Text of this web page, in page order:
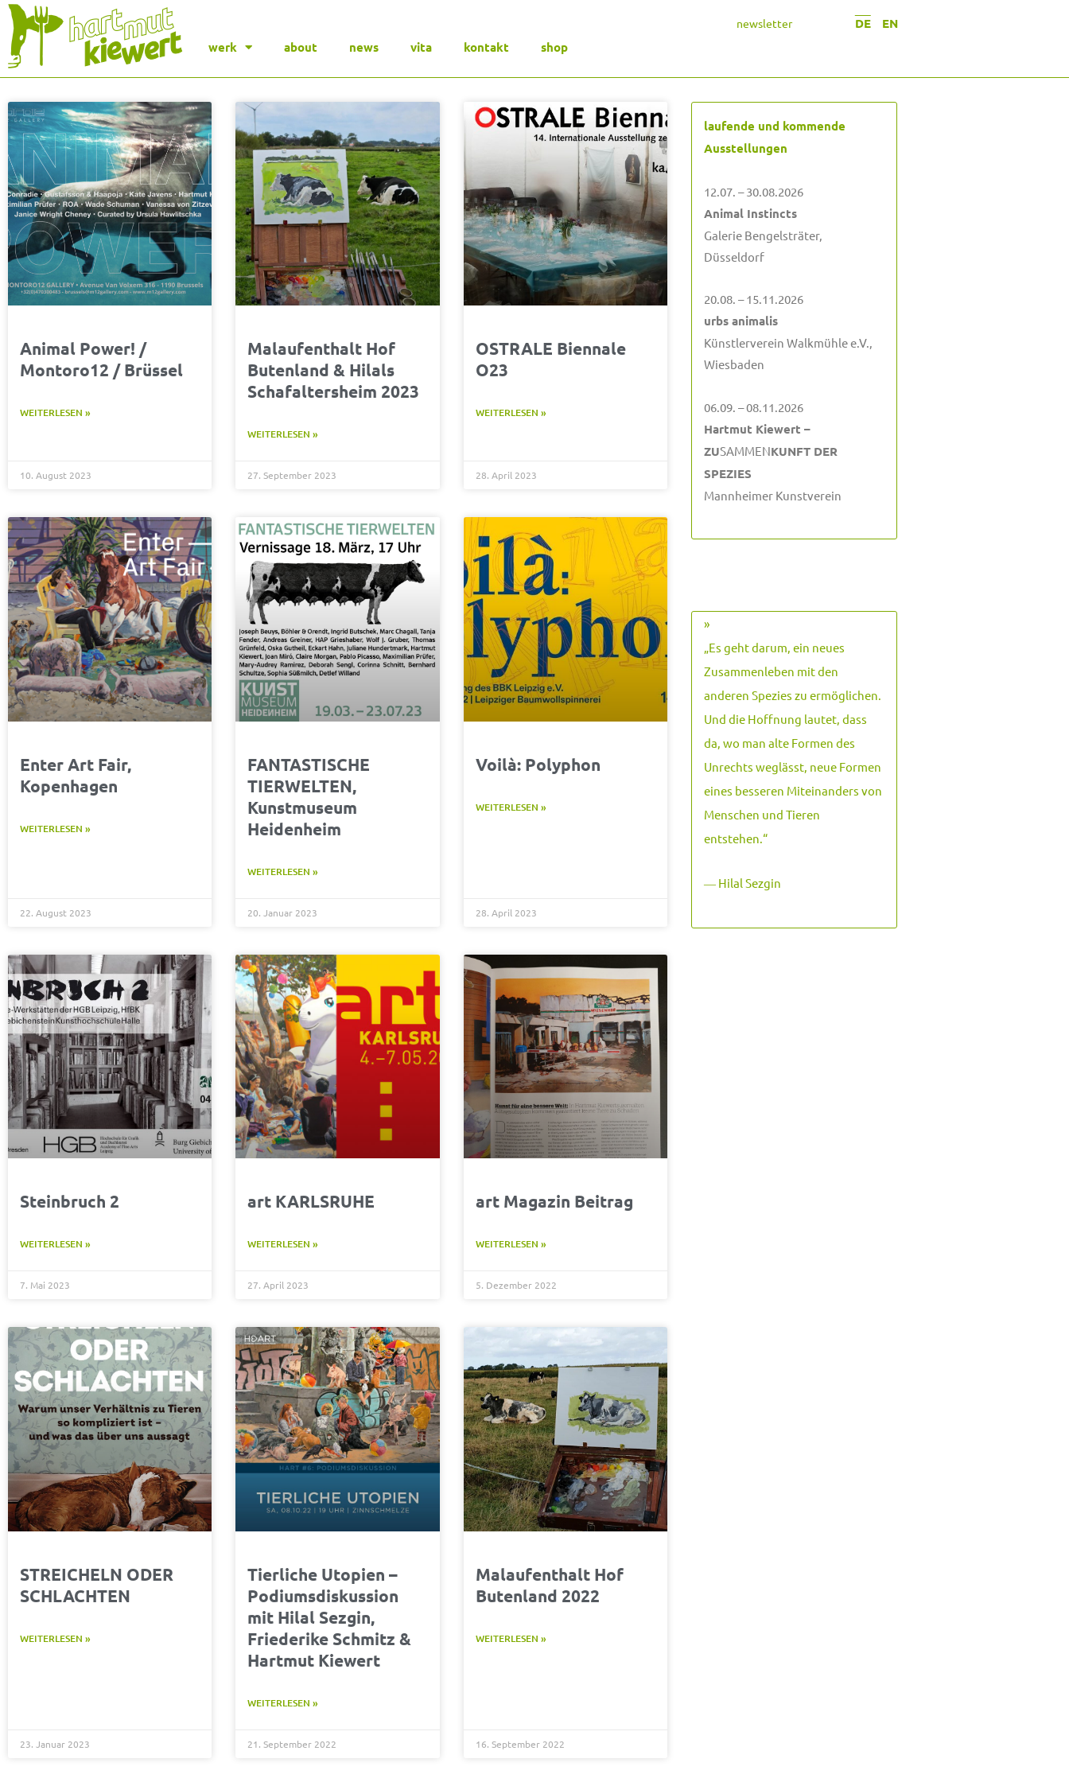
werk about news vita kontakt shop
newsletter DE EN
Animal Power! /
Montoro12 / Brüssel
WEITERLESEN »
10. August 2023
Malaufenthalt Hof
Butenland & Hilals
Schafaltersheim 2023
WEITERLESEN »
27. September 2023
OSTRALE Biennale
O23
WEITERLESEN »
28. April 2023
Enter Art Fair,
Kopenhagen
WEITERLESEN »
22. August 2023
FANTASTISCHE
TIERWELTEN,
Kunstmuseum
Heidenheim
WEITERLESEN »
20. Januar 2023
Voilà: Polyphon
WEITERLESEN »
28. April 2023
Steinbruch 2
WEITERLESEN »
7. Mai 2023
art KARLSRUHE
WEITERLESEN »
27. April 2023
art Magazin Beitrag
WEITERLESEN »
5. Dezember 2022
STREICHELN ODER
SCHLACHTEN
WEITERLESEN »
23. Januar 2023
Tierliche Utopien –
Podiumsdiskussion
mit Hilal Sezgin,
Friederike Schmitz &
Hartmut Kiewert
WEITERLESEN »
21. September 2022
Malaufenthalt Hof
Butenland 2022
WEITERLESEN »
16. September 2022
SeiteSeiteSeite SeiteSeiteSeite SeiteSeite
laufende und kommende
Ausstellungen
12.07. – 30.08.2026
Animal Instincts
Galerie Bengelsträter,
Düsseldorf
20.08. – 15.11.2026
urbs animalis
Künstlerverein Walkmühle e.V.,
Wiesbaden
06.09. – 08.11.2026
Hartmut Kiewert –
ZUSAMMENKUNFT DER
SPEZIES
Mannheimer Kunstverein
»
„Es geht darum, ein neues
Zusammenleben mit den
anderen Spezies zu ermöglichen.
Und die Hoffnung lautet, dass
da, wo man alte Formen des
Unrechts weglässt, neue Formen
eines besseren Miteinanders von
Menschen und Tieren
entstehen. “
― Hilal Sezgin